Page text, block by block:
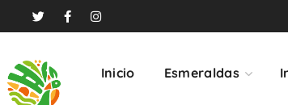
Inicio Esmeraldas